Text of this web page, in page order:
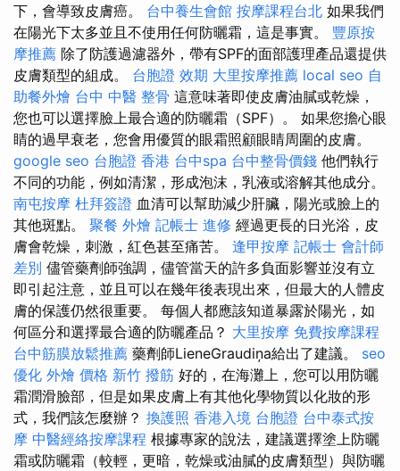
下，會導致皮膚癌。 台中養生會館 按摩課程台北 如果我們
在陽光下太多並且不使用任何防曬霜，這是事實。 豐原按
摩推薦 除了防護過濾器外，帶有SPF的面部護理產品還提供
皮膚類型的組成。 台胞證 效期 大里按摩推薦 local seo 自
助餐外燴 台中 中醫 整骨 這意味著即使皮膚油膩或乾燥，
您也可以選擇臉上最合適的防曬霜（SPF）。 如果您擔心眼
睛的過早衰老，您會用優質的眼霜照顧眼睛周圍的皮膚。
google seo 台胞證 香港 台中spa 台中整骨價錢 他們執行
不同的功能，例如清潔，形成泡沫，乳液或溶解其他成分。
南屯按摩 杜拜簽證 血清可以幫助減少肝臟，陽光或臉上的
其他斑點。 聚餐 外燴 記帳士 進修 經過更長的日光浴，皮
膚會乾燥，刺激，紅色甚至痛苦。 逢甲按摩 記帳士 會計師
差別 儘管藥劑師強調，儘管當天的許多負面影響並沒有立
即引起注意，並且可以在幾年後表現出來，但最大的人體皮
膚的保護仍然很重要。 每個人都應該知道暴露於陽光，如
何區分和選擇最合適的防曬產品？ 大里按摩 免費按摩課程
台中筋膜放鬆推薦 藥劑師LieneGraudiņa給出了建議。 seo
優化 外燴 價格 新竹 撥筋 好的，在海灘上，您可以用防曬
霜潤滑臉部，但是如果皮膚上有其他化學物質以化妝的形
式，我們該怎麼辦？ 換護照 香港入境 台胞證 台中泰式按
摩 中醫經絡按摩課程 根據專家的說法，建議選擇塗上防曬
霜或防曬霜（較輕，更暗，乾燥或油膩的皮膚類型）與防曬